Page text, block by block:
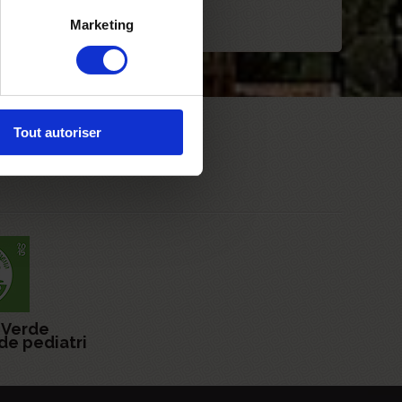
Marketing
Tout autoriser
pediatri